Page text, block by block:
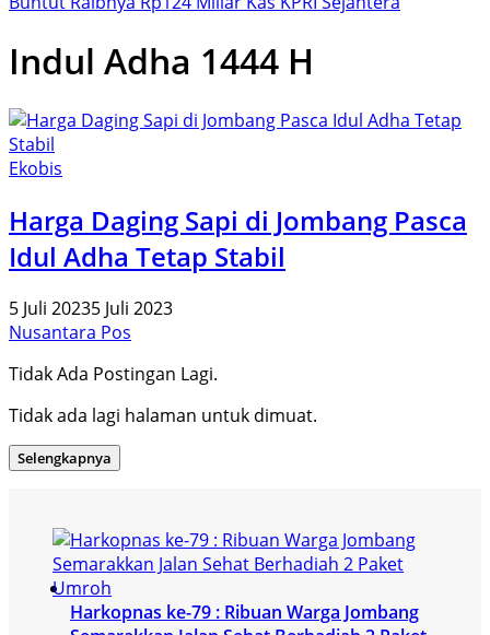
Indul Adha 1444 H
Ekobis
Harga Daging Sapi di Jombang Pasca
Idul Adha Tetap Stabil
5 Juli 20235 Juli 2023
Nusantara Pos
Tidak Ada Postingan Lagi.
Tidak ada lagi halaman untuk dimuat.
Selengkapnya
Harkopnas ke-79 : Ribuan Warga Jombang